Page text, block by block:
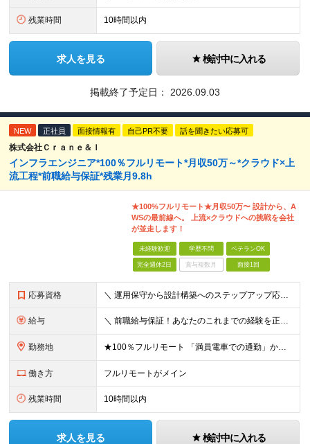
残業時間 10時間以内
求人を見る 検討中に入れる
掲載終了予定日： 2026.09.03
NEW 正社員 面接情報有 自己PR不要 話を聞きたい応募可
株式会社Ｃｒａｎｅ＆Ｉ
インフラエンジニア*100％フルリモート*月収50万～*クラウド×上
流工程*前職給与保証*残業月9.8h
★100%フルリモート★月収50万〜 設計から、A
WSの最前線へ。 上流×クラウドへの挑戦を会社
が並走します！
未経験歓迎 学歴不問 ベテランOK
完全週休2日 賞与複数月 面接1回
応募資格 ＼ 運用保守から設計構築へのステップアップ応援！ ／ ★学歴・分野不問（運用保守経験のみでも歓迎） ★「設計・構築に挑戦したい」「市場価値を高めたい」という意欲を重視！ ┗豊富な案件（SIer直下など
給与 ＼ 前職給与保証！あなたのこれまでの経験を正当評価 ／ ★月収50万円～スタート！【年俸600万～1,162万8,000円（12分割）】 ――「頑張りが給与に直結しない…」そんな不満とは無縁の環境で
勤務地 ★100％フルリモート 「満員電車での通勤」から卒業できます！ ★転勤なし 【本社】 東京都新宿区神楽坂1-2 研究社英語センタービル3階 本社またはプロジェクト先にて勤務いただきます！ ※プロジ
働き方 フルリモートがメイン
残業時間 10時間以内
求人を見る 検討中に入れる